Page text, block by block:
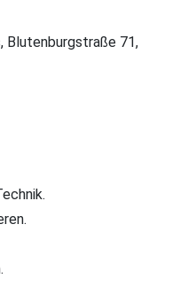
Blutenburgstraße 71,